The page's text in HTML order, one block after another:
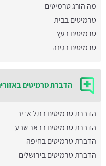
מה הורג טרמיטים
טרמיטים בבית
טרמיטים בעץ
טרמיטים בגינה
הדברת טרמיטים
הדברת טרמיטים בתל אביב
הדברת טרמיטים בבאר שבע
הדברת טרמיטים בחיפה
הדברת טרמיטים בירושלים